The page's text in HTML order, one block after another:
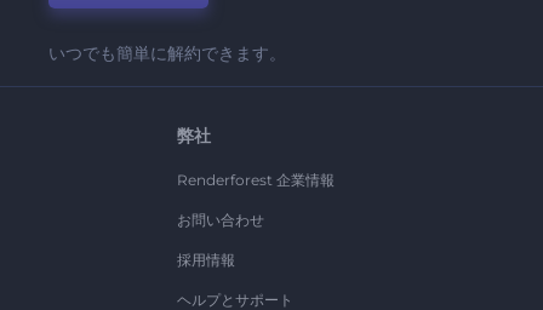
いつでも簡単に解約できます。
弊社
Renderforest 企業情報
お問い合わせ
採用情報
ヘルプとサポート